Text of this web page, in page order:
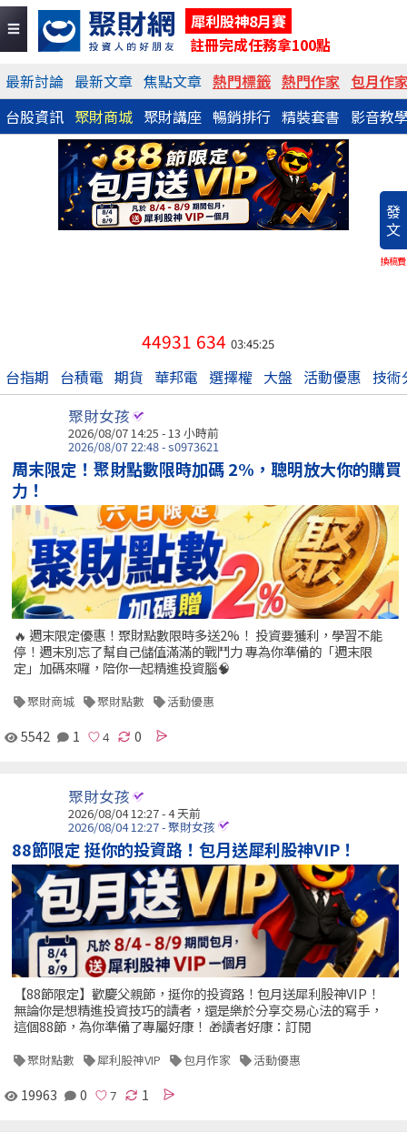
犀利股神8月賽
註冊完成任務拿100點
最新討論 最新文章 焦點文章 熱門標籤 熱門作家 包月作
台股資訊 聚財商城 聚財講座 暢銷排行 精裝套書 影音教
發
文
換稿費
44931 634 03:45:25
台指期 台積電 期貨 華邦電 選擇權 大盤 活動優惠 技術
聚財女孩
2026/08/07 14:25 -13 小時前
2026/08/07 22:48 - s0973621
周末限定！聚財點數限時加碼 2%，聰明放大你的購買
力！
🔥 週末限定優惠！聚財點數限時多送2%！ 投資要獲利，學習不能
停！週末別忘了幫自己儲值滿滿的戰鬥力 專為你準備的「週末限
定」加碼來囉，陪你一起精進投資腦🧠
聚財商城 聚財點數 活動優惠
5542 1 0
聚財女孩
2026/08/04 12:27 - 4 天前
2026/08/04 12:27 - 聚財女孩
88節限定 挺你的投資路！包月送犀利股神VIP！
【88節限定】歡慶父親節，挺你的投資路！包月送犀利股神VIP！
無論你是想精進投資技巧的讀者，還是樂於分享交易心法的寫手，
這個88節，為你準備了專屬好康！ 🎁讀者好康：訂閱
聚財點數 犀利股神VIP 包月作家 活動優惠
19963 0 1